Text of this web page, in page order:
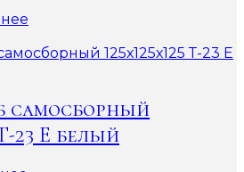
самосборный
Т-23 Е белый